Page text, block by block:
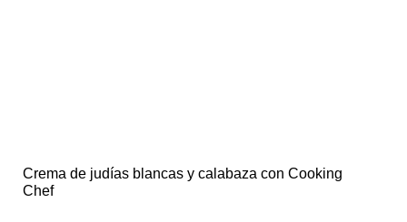
Crema de judías blancas y calabaza con Cooking
Chef